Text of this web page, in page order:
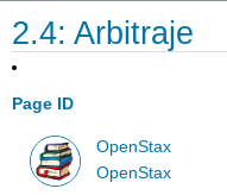
2.4: Arbitraje
Page ID
OpenStax
OpenStax